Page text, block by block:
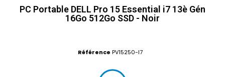
PC Portable DELL Pro 15 Essential i7 13è Gén
16Go 512Go SSD - Noir
Référence PV15250-I7